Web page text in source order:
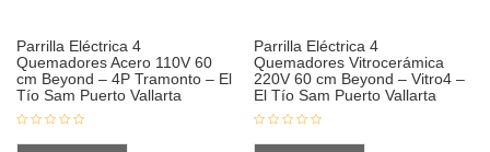
Parrilla Eléctrica 4
Quemadores Acero 110V 60
cm Beyond – 4P Tramonto – El
Tío Sam Puerto Vallarta
Parrilla Eléctrica 4
Quemadores Vitrocerámica
220V 60 cm Beyond – Vitro4 –
El Tío Sam Puerto Vallarta